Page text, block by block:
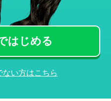
はじめる
い方はこちら